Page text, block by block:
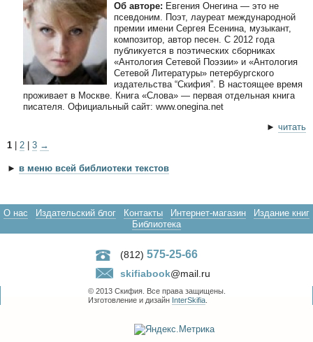
Об авторе: Евгения Онегина — это не
псевдоним. Поэт, лауреат международной
премии имени Сергея Есенина, музыкант,
композитор, автор песен. С 2012 года
публикуется в поэтических сборниках
«Антология Сетевой Поэзии» и «Антология
Сетевой Литературы» петербургского
издательства “Скифия”. В настоящее время
проживает в Москве. Книга «Слова» — первая отдельная книга
писателя. Официальный сайт: www.onegina.net
► читать
1
2 3 →
► в меню всей библиотеки текстов
О нас Издательский блог Контакты Интернет-магазин
Издание книг
Библиотека
(812) 575-25-66
skifiabook@mail.ru
© 2013 Скифия. Все права защищены.
Изготовление и дизайн InterSkifia.